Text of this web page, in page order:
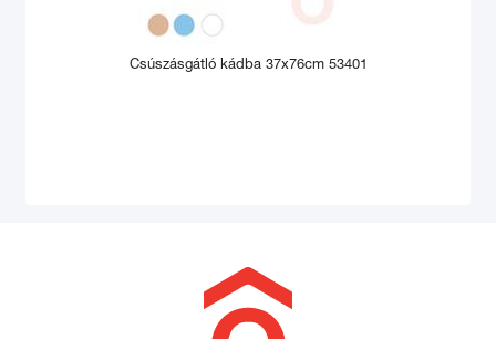
Csúszásgátló kádba 37x76cm 53401